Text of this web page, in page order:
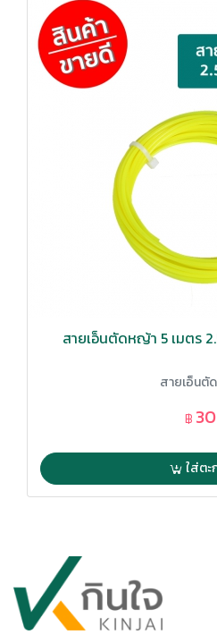
สายเอ็นตัดหญ้า 5 เมตร
สายเอ็นตั
฿ 30
ใส่ตะ